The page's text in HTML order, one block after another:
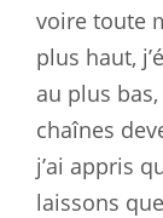
voire toute
plus haut,
au plus bas,
chaînes
j’ai appris
laissons